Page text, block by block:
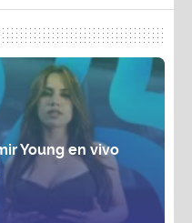
Young en vivo